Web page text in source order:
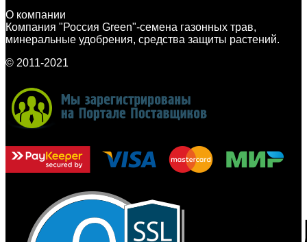
О компании
Компания "Россия Green"-семена газонных трав,
минеральные удобрения, средства защиты растений.
© 2011-2021